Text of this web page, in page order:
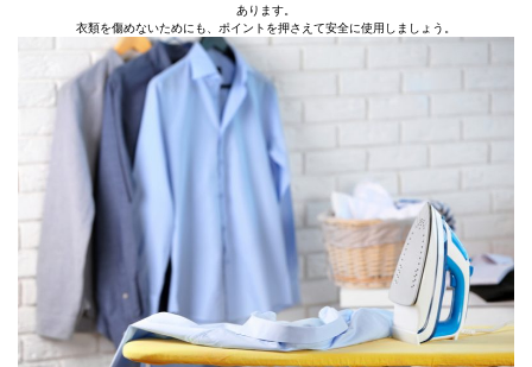
あります。
衣類を傷めないためにも、ポイントを押さえて安全に使用しましょう。